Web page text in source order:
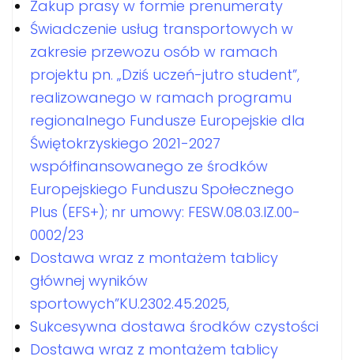
Zakup prasy w formie prenumeraty
Świadczenie usług transportowych w
zakresie przewozu osób w ramach
projektu pn. „Dziś uczeń-jutro student”,
realizowanego w ramach programu
regionalnego Fundusze Europejskie dla
Świętokrzyskiego 2021-2027
współfinansowanego ze środków
Europejskiego Funduszu Społecznego
Plus (EFS+); nr umowy: FESW.08.03.IZ.00-
0002/23
Dostawa wraz z montażem tablicy
głównej wyników
sportowych”KU.2302.45.2025,
Sukcesywna dostawa środków czystości
Dostawa wraz z montażem tablicy